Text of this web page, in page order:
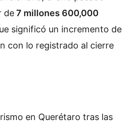
de7 millones 600,000
significó un incremento de
con lo registrado al cierre
en Querétaro tras las